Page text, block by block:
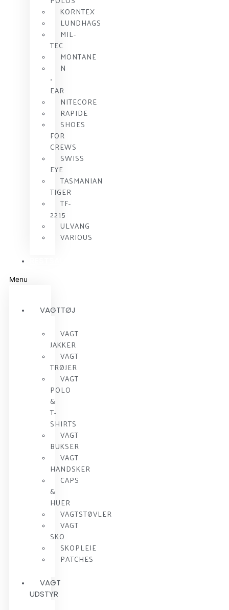
KORNTEX
LUNDHAGS
MIL-
TEC
MONTANE
N
•
EAR
NITECORE
RAPIDE
SHOES
FOR
CREWS
SWISS
EYE
TASMANIAN
TIGER
TF-
2215
ULVANG
VARIOUS
Menu
VAGTTØJ
VAGT
JAKKER
VAGT
TRØJER
VAGT
POLO
&
T-
SHIRTS
VAGT
BUKSER
VAGT
HANDSKER
CAPS
&
HUER
VAGTSTØVLER
VAGT
SKO
SKOPLEJE
PATCHES
VAGT
UDSTYR